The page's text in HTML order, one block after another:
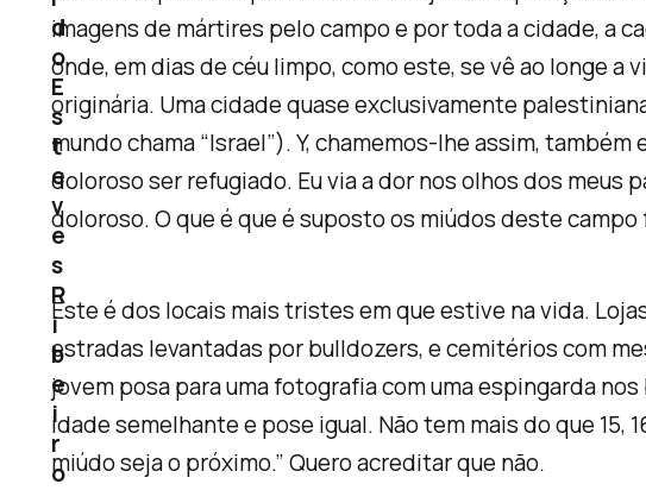
imagens de mártires pelo campo e por toda a cidade, a
onde, em dias de céu limpo, como este, se vê ao longe
originária. Uma cidade quase exclusivamente
mundo chama “Israel”). Y, chamemos-lhe assim,
doloroso ser refugiado. Eu via a dor nos olhos dos meus
doloroso. O que é que é suposto os miúdos deste campo
Este é dos locais mais tristes em que estive na vida.
estradas levantadas por bulldozers, e cemitérios com
jovem posa para uma fotografia com uma espingarda
idade semelhante e pose igual. Não tem mais do que
miúdo seja o próximo.” Quero acreditar que não.
d
o
E
s
t
e
v
e
s
R
i
b
e
i
r
o